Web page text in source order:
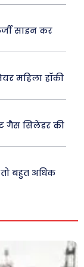
साइन कर
महिला हॉकी
गैस सिलेंडर की
बहुत अधिक